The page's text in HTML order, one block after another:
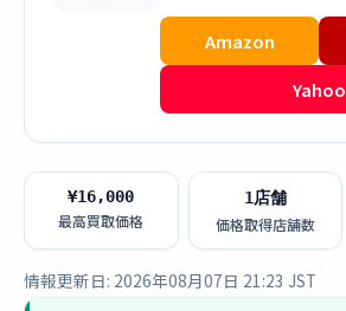
Amazon
Yahoo
¥16,000
最高買取価格
1店舗
価格取得店舗数
情報更新日: 2026年08月07日 21:23 JST